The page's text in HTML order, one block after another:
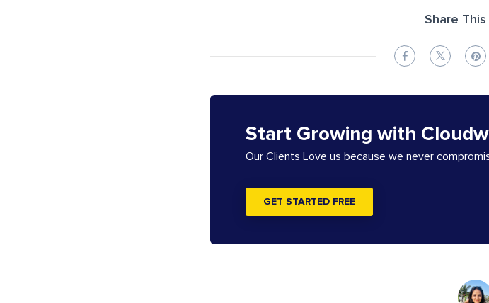
Share
Start Growing with
Our Clients Love us because we never
GET STARTED FREE